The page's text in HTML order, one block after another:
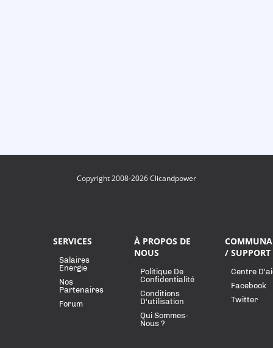
Copyright 2008-2026 Clicandpower
SERVICES
Salaires
Energie
Nos
Partenaires
Forum
À PROPOS DE
NOUS
Politique De
Confidentialité
Conditions
D'utilisation
Qui Sommes-
Nous ?
/ SUPPORT
Centre
Facebook
Twitter